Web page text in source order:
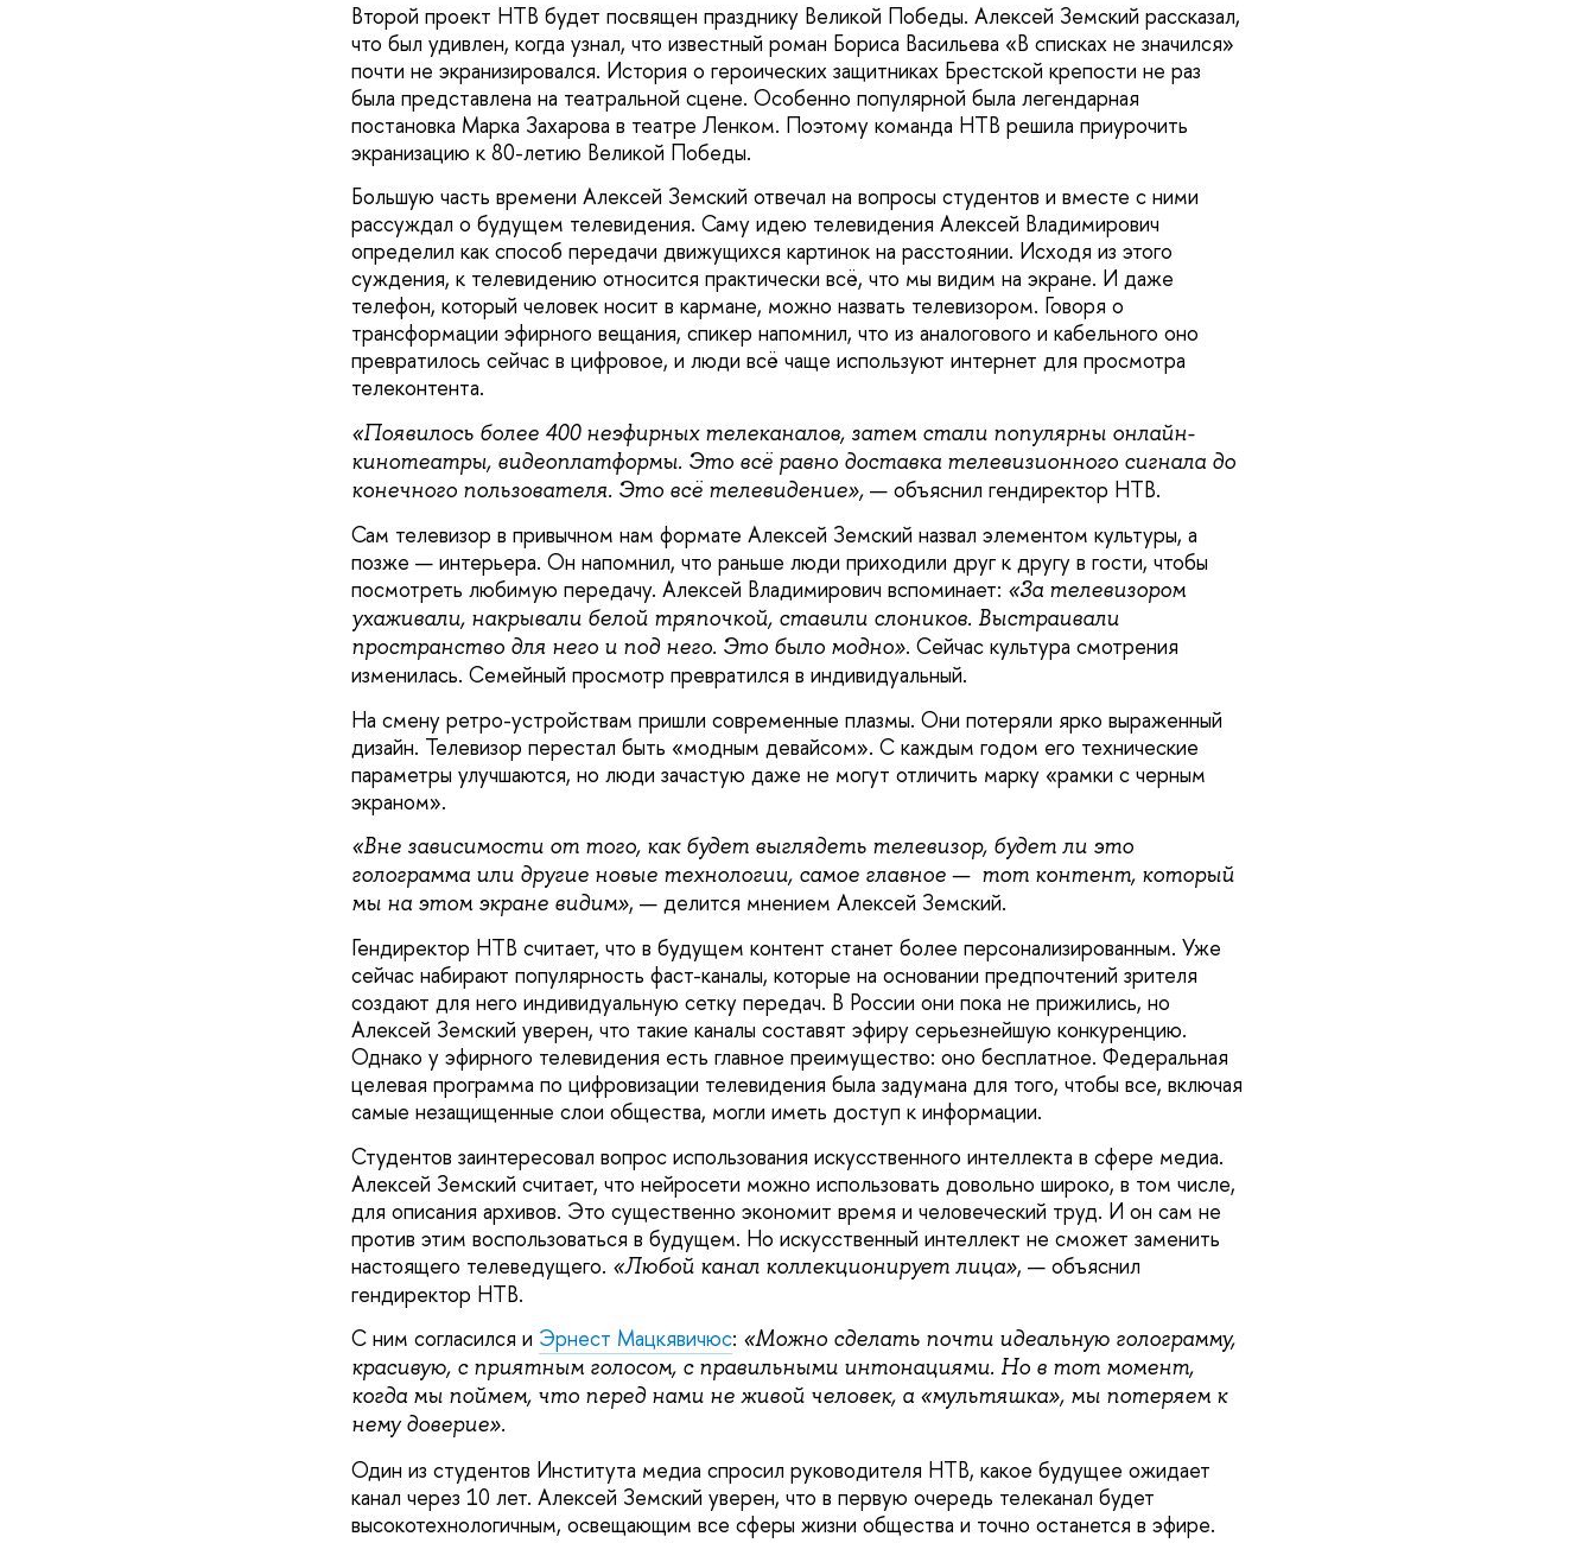
Второй проект НТВ будет посвящен празднику Великой Победы. Алексей Земский рассказал,
что был удивлен, когда узнал, что известный роман Бориса Васильева «В списках не значился»
почти не экранизировался. История о героических защитниках Брестской крепости не раз
была представлена на театральной сцене. Особенно популярной была легендарная
постановка Марка Захарова в театре Ленком. Поэтому команда НТВ решила приурочить
экранизацию к 80-летию Великой Победы.
Большую часть времени Алексей Земский отвечал на вопросы студентов и вместе с ними
рассуждал о будущем телевидения. Саму идею телевидения Алексей Владимирович
определил как способ передачи движущихся картинок на расстоянии. Исходя из этого
суждения, к телевидению относится практически всё, что мы видим на экране. И даже
телефон, который человек носит в кармане, можно назвать телевизором. Говоря о
трансформации эфирного вещания, спикер напомнил, что из аналогового и кабельного оно
превратилось сейчас в цифровое, и люди всё чаще используют интернет для просмотра
телеконтента.
«Появилось более 400 неэфирных телеканалов, затем стали популярны онлайн-
кинотеатры, видеоплатформы. Это всё равно доставка телевизионного сигнала до
конечного пользователя. Это всё телевидение»,— объяснил гендиректор НТВ.
Сам телевизор в привычном нам формате Алексей Земский назвал элементом культуры, а
позже — интерьера. Он напомнил, что раньше люди приходили друг к другу в гости, чтобы
посмотреть любимую передачу. Алексей Владимирович вспоминает: «За телевизором
ухаживали, накрывали белой тряпочкой, ставили слоников. Выстраивали
пространство для него и под него. Это было модно». Сейчас культура смотрения
изменилась. Семейный просмотр превратился в индивидуальный.
На смену ретро-устройствам пришли современные плазмы. Они потеряли ярко выраженный
дизайн. Телевизор перестал быть «модным девайсом». С каждым годом его технические
параметры улучшаются, но люди зачастую даже не могут отличить марку «рамки с черным
экраном».
«Вне зависимости от того, как будет выглядеть телевизор, будет ли это
голограмма или другие новые технологии, самое главное — тот контент, который
мы на этом экране видим», — делится мнением Алексей Земский.
Гендиректор НТВ считает, что в будущем контент станет более персонализированным. Уже
сейчас набирают популярность фаст-каналы, которые на основании предпочтений зрителя
создают для него индивидуальную сетку передач. В России они пока не прижились, но
Алексей Земский уверен, что такие каналы составят эфиру серьезнейшую конкуренцию.
Однако у эфирного телевидения есть главное преимущество: оно бесплатное. Федеральная
целевая программа по цифровизации телевидения была задумана для того, чтобы все, включая
самые незащищенные слои общества, могли иметь доступ к информации.
Студентов заинтересовал вопрос использования искусственного интеллекта в сфере медиа.
Алексей Земский считает, что нейросети можно использовать довольно широко, в том числе,
для описания архивов. Это существенно экономит время и человеческий труд. И он сам не
против этим воспользоваться в будущем. Но искусственный интеллект не сможет заменить
настоящего телеведущего. «Любой канал коллекционирует лица», — объяснил
гендиректор НТВ.
С ним согласился и Эрнест Мацкявичюс: «Можно сделать почти идеальную голограмму,
красивую, с приятным голосом, с правильными интонациями. Но в тот момент,
когда мы поймем, что перед нами не живой человек, а «мультяшка», мы потеряем к
нему доверие».
Один из студентов Института медиа спросил руководителя НТВ, какое будущее ожидает
канал через 10 лет. Алексей Земский уверен, что в первую очередь телеканал будет
высокотехнологичным, освещающим все сферы жизни общества и точно останется в эфире.